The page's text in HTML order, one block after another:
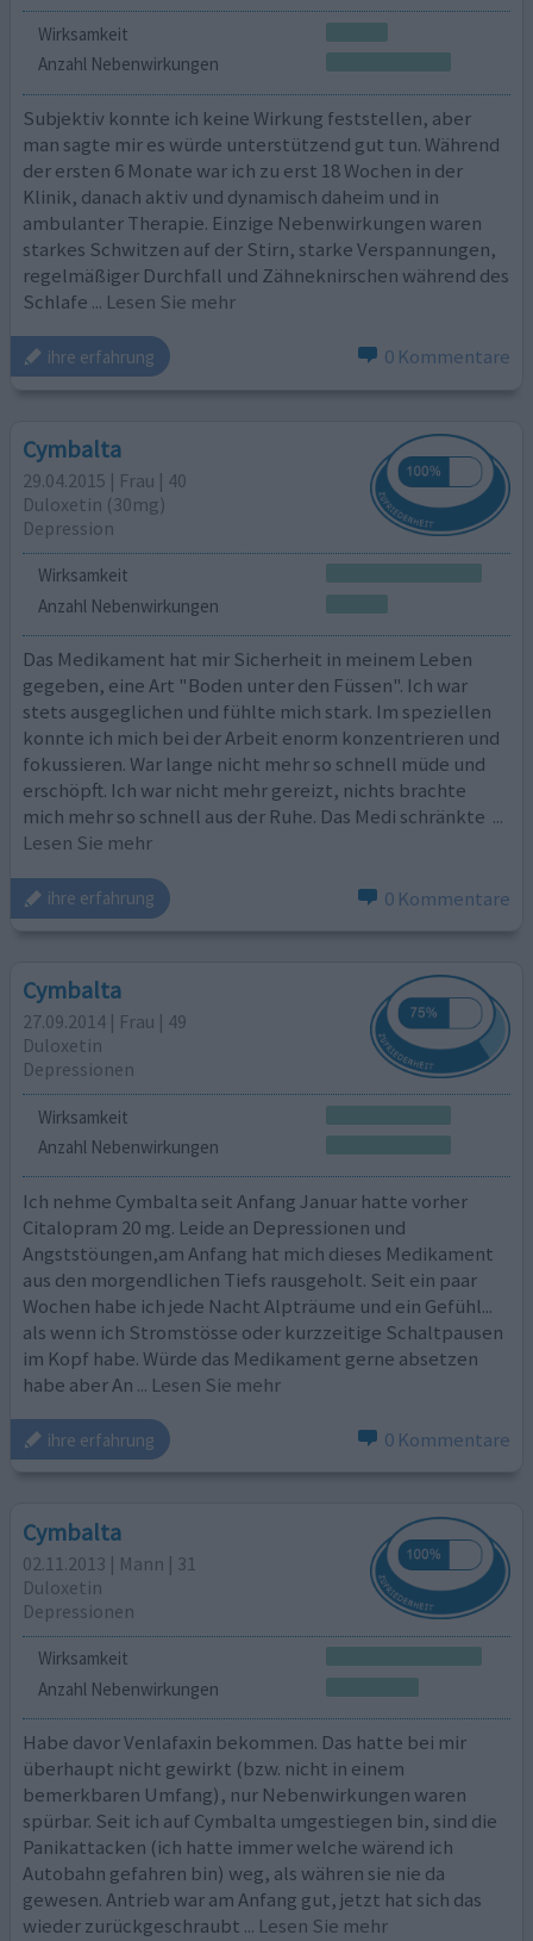
Wirksamkeit
Anzahl Nebenwirkungen
Subjektiv konnte ich keine Wirkung feststellen, aber
man sagte mir es würde unterstützend gut tun. Während
der ersten 6 Monate war ich zu erst 18 Wochen in der
Klinik, danach aktiv und dynamisch daheim und in
ambulanter Therapie. Einzige Nebenwirkungen waren
starkes Schwitzen auf der Stirn, starke Verspannungen,
regelmäßiger Durchfall und Zähneknirschen während des
Schlafe ... Lesen Sie mehr
ihre erfahrung 0 Kommentare
Cymbalta
29.04.2015 | Frau | 40
Duloxetin (30mg)
Depression
Wirksamkeit
Anzahl Nebenwirkungen
Das Medikament hat mir Sicherheit in meinem Leben
gegeben, eine Art "Boden unter den Füssen". Ich war
stets ausgeglichen und fühlte mich stark. Im speziellen
konnte ich mich bei der Arbeit enorm konzentrieren und
fokussieren. War lange nicht mehr so schnell müde und
erschöpft. Ich war nicht mehr gereizt, nichts brachte
mich mehr so schnell aus der Ruhe. Das Medi schränkte ...
Lesen Sie mehr
ihre erfahrung 0 Kommentare
Cymbalta
27.09.2014 | Frau | 49
Duloxetin
Depressionen
Wirksamkeit
Anzahl Nebenwirkungen
Ich nehme Cymbalta seit Anfang Januar hatte vorher
Citalopram 20 mg. Leide an Depressionen und
Angststöungen,am Anfang hat mich dieses Medikament
aus den morgendlichen Tiefs rausgeholt. Seit ein paar
Wochen habe ich jede Nacht Alpträume und ein Gefühl...
als wenn ich Stromstösse oder kurzzeitige Schaltpausen
im Kopf habe. Würde das Medikament gerne absetzen
habe aber An ... Lesen Sie mehr
ihre erfahrung 0 Kommentare
Cymbalta
02.11.2013 | Mann | 31
Duloxetin
Depressionen
Wirksamkeit
Anzahl Nebenwirkungen
Habe davor Venlafaxin bekommen. Das hatte bei mir
überhaupt nicht gewirkt (bzw. nicht in einem
bemerkbaren Umfang), nur Nebenwirkungen waren
spürbar. Seit ich auf Cymbalta umgestiegen bin, sind die
Panikattacken (ich hatte immer welche wärend ich
Autobahn gefahren bin) weg, als währen sie nie da
gewesen. Antrieb war am Anfang gut, jetzt hat sich das
wieder zurückgeschraubt ... Lesen Sie mehr